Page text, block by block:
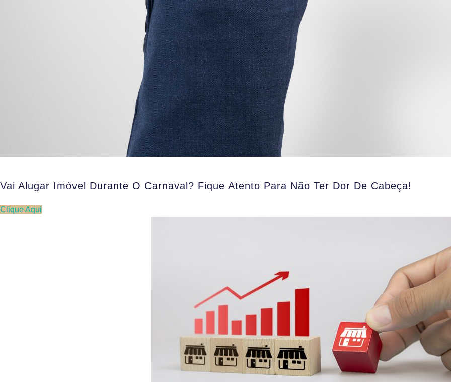
Vai Alugar Imóvel Durante O Carnaval? Fique Atento Para Não Ter Dor De Cabeça!
Clique Aqui